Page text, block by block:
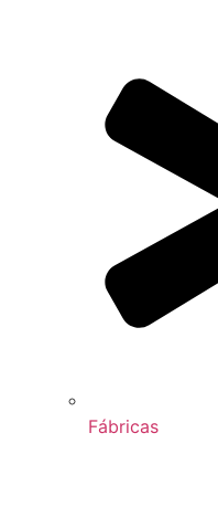
Fábricas